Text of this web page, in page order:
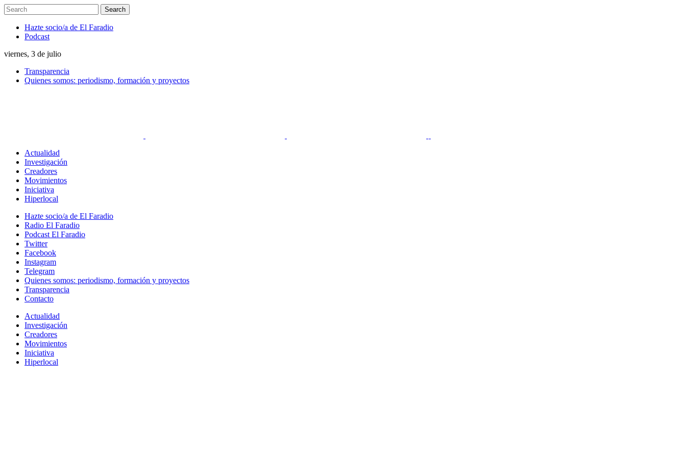
Hazte socio/a de El Faradio
Podcast
viernes, 3 de julio
Transparencia
Quienes somos: periodismo, formación y proyectos
Actualidad
Investigación
Creadores
Movimientos
Iniciativa
Hiperlocal
Hazte socio/a de El Faradio
Radio El Faradio
Podcast El Faradio
Twitter
Facebook
Instagram
Telegram
Quienes somos: periodismo, formación y proyectos
Transparencia
Contacto
Actualidad
Investigación
Creadores
Movimientos
Iniciativa
Hiperlocal